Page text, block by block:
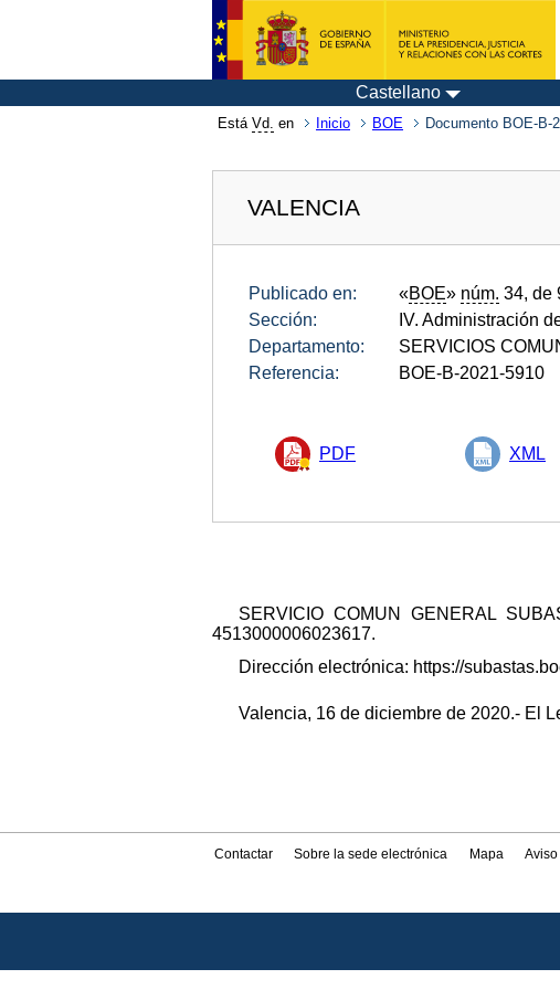
Castellano
Está Vd. en Inicio BOE Documento BOE-B-
VALENCIA
Publicado en: «BOE» núm. 34, de
Sección:
IV. Administración
Departamento:
SERVICIOS
Referencia:
BOE-B-2021-5910
PDF XML
SERVICIO COMUN GENERAL
4513000006023617.
Dirección electrónica: https://
Valencia, 16 de diciembre de 2020.- El
Contactar Sobre la sede electrónica Mapa Aviso